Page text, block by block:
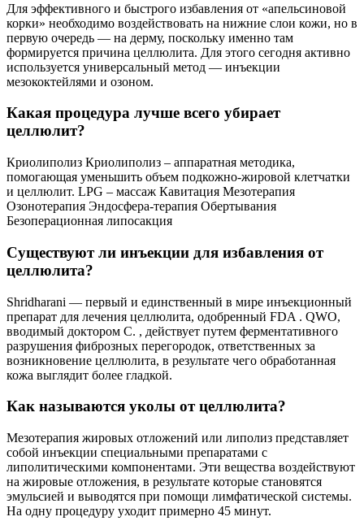
Для эффективного и быстрого избавления от «апельсиновой
корки» необходимо воздействовать на нижние слои кожи, но в
первую очередь — на дерму, поскольку именно там
формируется причина целлюлита. Для этого сегодня активно
используется универсальный метод — инъекции
мезококтейлями и озоном.
Какая процедура лучше всего убирает
целлюлит?
Криолиполиз Криолиполиз – аппаратная методика,
помогающая уменьшить объем подкожно-жировой клетчатки
и целлюлит. LPG – массаж Кавитация Мезотерапия
Озонотерапия Эндосфера-терапия Обертывания
Безоперационная липосакция
Существуют ли инъекции для избавления от
целлюлита?
Shridharani — первый и единственный в мире инъекционный
препарат для лечения целлюлита, одобренный FDA . QWO,
вводимый доктором С. , действует путем ферментативного
разрушения фиброзных перегородок, ответственных за
возникновение целлюлита, в результате чего обработанная
кожа выглядит более гладкой.
Как называются уколы от целлюлита?
Мезотерапия жировых отложений или липолиз представляет
собой инъекции специальными препаратами с
липолитическими компонентами. Эти вещества воздействуют
на жировые отложения, в результате которые становятся
эмульсией и выводятся при помощи лимфатической системы.
На одну процедуру уходит примерно 45 минут.